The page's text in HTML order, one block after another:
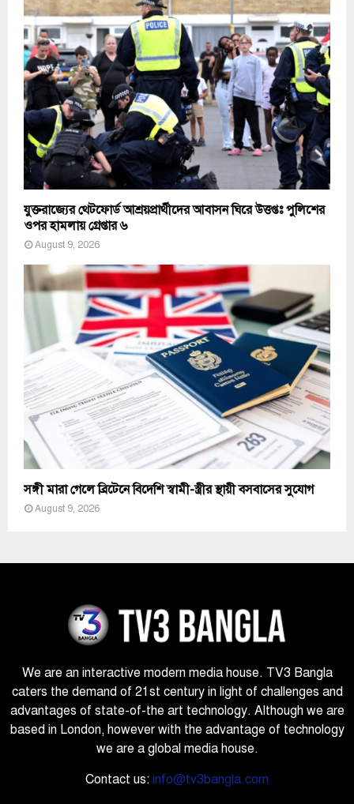
যুক্তরাজ্যের থেটফোর্ড আশ্রয়প্রার্থীদের আবাসন ঘিরে উত্তপ্তঃ পুলিশের
ওপর হামলায় গ্রেপ্তার ৬
August 9, 2026
সঙ্গী মারা গেলে ব্রিটেনে বিদেশি স্বামী-স্ত্রীর স্থায়ী বসবাসের সুযোগ
August 9, 2026
We are an interactive modern media house. TV3 Bangla
caters the demand of 21st century in light of challenges and
advantages of state-of-the art technology. Although we are
based in London, however with the advantage of technology
we are a global media house.
Contact us: info@tv3bangla.com